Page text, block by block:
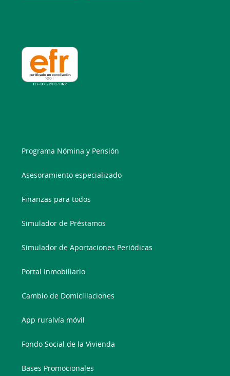
Programa Nómina y Pensión
Asesoramiento especializado
Finanzas para todos
Simulador de Préstamos
Simulador de Aportaciones Periódicas
Portal Inmobiliario
Cambio de Domiciliaciones
App ruralvía móvil
Fondo Social de la Vivienda
Bases Promocionales